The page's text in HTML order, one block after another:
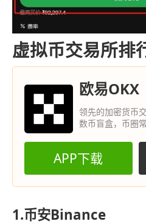
虚拟币交易所排
欧易OKX
领先的加密货币
数币盲盒，币圈
APP下载
1.币安Binance